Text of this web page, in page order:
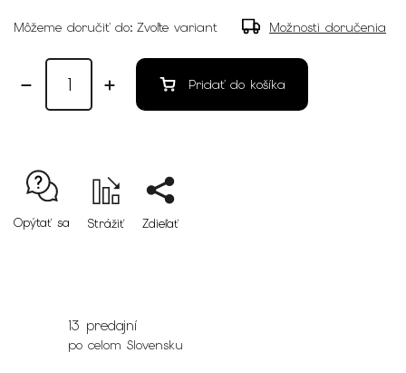
Môžeme doručiť do: Zvoľte variant Možnosti doručenia
Pridať do košíka
Opýtať sa Strážiť Zdieľať
13 predajní
po celom Slovensku